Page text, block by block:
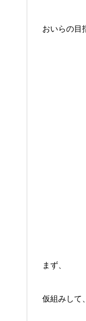
おいらの目
まず、
仮組みして